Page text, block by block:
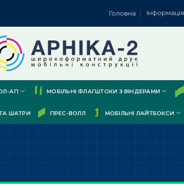
Головна Інформація
АП МОБІЛЬНІ ФЛАГШТОКИ З ВІНДЕРАМИ
ШАТРИ ПРЕС-ВОЛЛ МОБІЛЬНІ ЛАЙТБОКСИ